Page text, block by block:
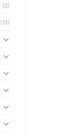
(2)
(13)